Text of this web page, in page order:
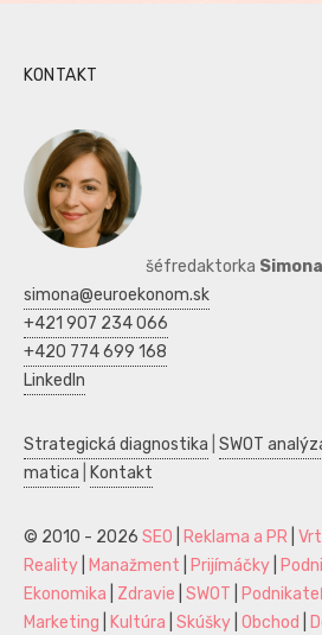
KONTAKT
šéfredaktorka
simona@euroekonom.sk
+421 907 234 066
+420 774 699 168
LinkedIn
Strategická diagnostika SWOT
matica
Kontakt
© 2010 - 2026 SEO Reklama a PR
Reality
Manažment Prijímáčky
Ekonomika
Zdravie SWOT
Marketing
Kultúra Skúšky Obchod